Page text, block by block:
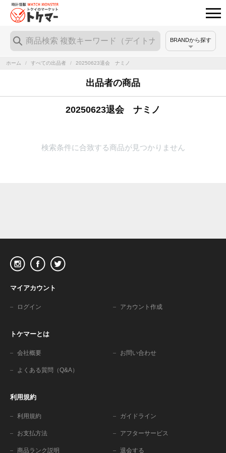
BRANDから探す
ホーム / すべての出品者 / 20250623退会 ナミノ
出品者の商品
20250623退会 ナミノ
検索条件に合致する商品が見つかりません
マイアカウント
ログイン アカウント作成
トケマーとは
会社概要 お問い合わせ
よくある質問（Q&A）
利用規約
利用規約 ガイドライン
お支払方法 アフターサービス
商品ランク説明 退会する